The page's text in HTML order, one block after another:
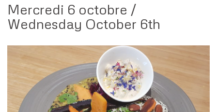
Mercredi 6 octobre /
Wednesday October 6th